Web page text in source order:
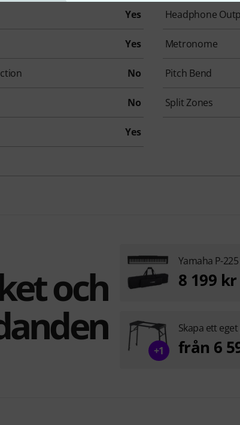
Yes Headphone
Yes Metronome
No Pitch Bend
No Split Zones
Yes
och
Yamaha P-
8 199 kr
+1
Skapa ett
från 6